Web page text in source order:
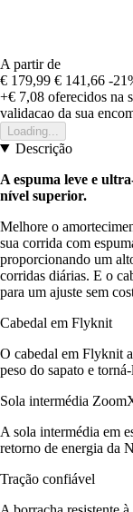
A partir de
€ 179,99 € 141,66 -
+€ 7,08 oferecidos na
validacao da sua
Loading...
Descrição
A espuma leve e
nível superior.
Melhore o
sua corrida com
proporcionando um
corridas diárias. E o
para um ajuste sem
Cabedal em Flyknit
O cabedal em Flyknit
peso do sapato e
Sola intermédia
A sola intermédia em
retorno de energia da
Tração confiável